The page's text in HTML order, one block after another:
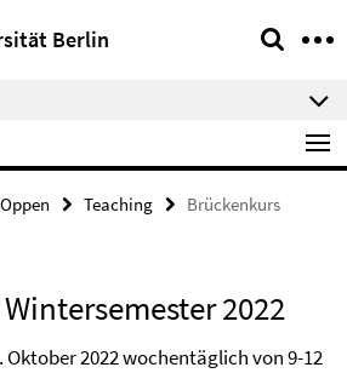
Berlin
Teaching
Brückenkurs
2022
Oktober 2022 wochentäglich von 9-12